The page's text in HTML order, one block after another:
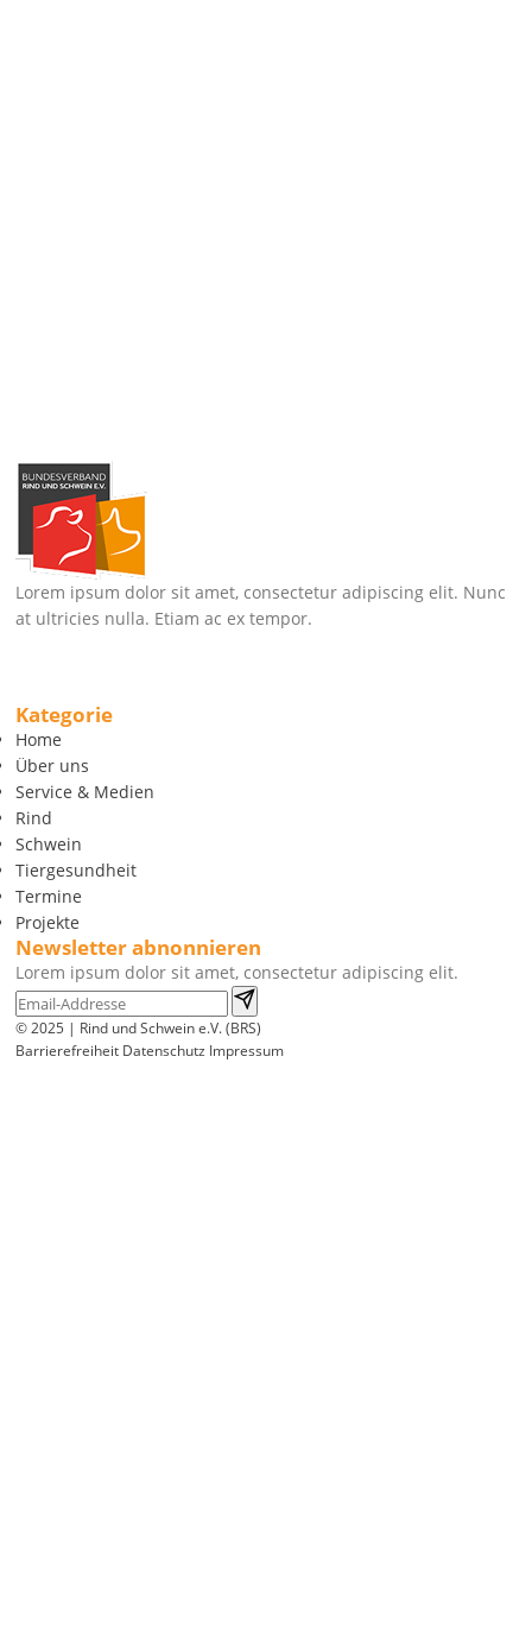
Lorem ipsum dolor sit amet, consectetur adipiscing elit. Nunc
at ultricies nulla. Etiam ac ex tempor.
Kategorie
Home
Über uns
Service & Medien
Rind
Schwein
Tiergesundheit
Termine
Projekte
Newsletter abnonnieren
Lorem ipsum dolor sit amet, consectetur adipiscing elit.
© 2025 | Rind und Schwein e.V. (BRS)
Barrierefreiheit Datenschutz Impressum